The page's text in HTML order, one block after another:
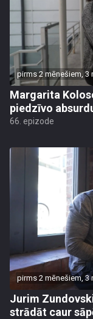
pirms 2 mēnešiem, 3
Margarita
piedzīvo
66. epizode
pirms 2 mēnešiem, 3
Jurim
strādāt caur